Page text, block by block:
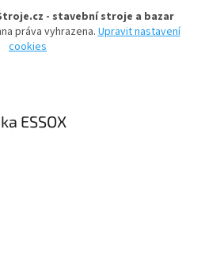
í
p
r
v
ý
p
- stavební stroje a bazar
práva vyhrazena. Upravit nastavení
cookies
ESSOX